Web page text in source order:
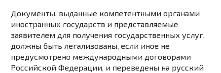
Документы, выданные компетентными органами
иностранных государств и представляемые
заявителем для получения государственных услуг,
должны быть легализованы, если иное не
предусмотрено международными договорами
Российской Федерации, и переведены на русский